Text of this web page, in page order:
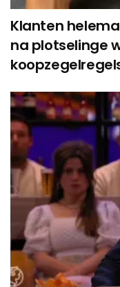
Klanten
na plotselinge